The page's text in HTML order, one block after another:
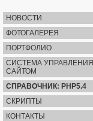
НОВОСТИ
ФОТОГАЛЕРЕЯ
ПОРТФОЛИО
СИСТЕМА УПРАВЛЕНИЯ
САЙТОМ
СПРАВОЧНИК: PHP5.4
СКРИПТЫ
КОНТАКТЫ